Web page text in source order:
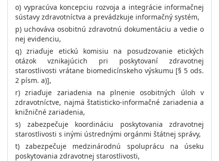
o) vypracúva koncepciu rozvoja a integrácie informačnej
sústavy zdravotníctva a prevádzkuje informačný systém,
p) uchováva osobitnú zdravotnú dokumentáciu a vedie o
nej evidenciu,
q) zriaďuje etickú komisiu na posudzovanie etických
otázok vznikajúcich pri poskytovaní zdravotnej
starostlivosti vrátane biomedicínskeho výskumu [§ 5 ods.
2 písm. a)],
r) zriaďuje zariadenia na plnenie osobitných úloh v
zdravotníctve, najmä štatisticko-informačné zariadenia a
knižničné zariadenia,
s) zabezpečuje koordináciu poskytovania zdravotnej
starostlivosti s inými ústrednými orgánmi štátnej správy,
t) zabezpečuje medzinárodnú spoluprácu na úseku
poskytovania zdravotnej starostlivosti,